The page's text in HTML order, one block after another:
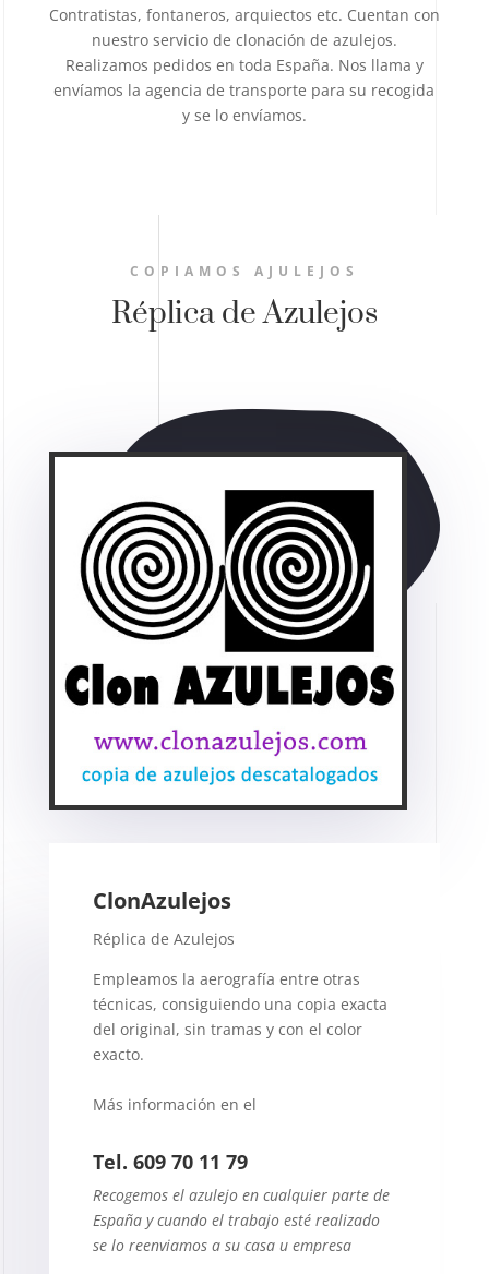
Contratistas, fontaneros, arquiectos etc. Cuentan con
nuestro servicio de clonación de azulejos.
Realizamos pedidos en toda España. Nos llama y
envíamos la agencia de transporte para su recogida
y se lo envíamos.
COPIAMOS AJULEJOS
Réplica de Azulejos
ClonAzulejos
Réplica de Azulejos
Empleamos la aerografía entre otras
técnicas, consiguiendo una copia exacta
del original, sin tramas y con el color
exacto.
Más información en el
Tel. 609 70 11 79
Recogemos el azulejo en cualquier parte de
España y cuando el trabajo esté realizado
se lo reenviamos a su casa u empresa